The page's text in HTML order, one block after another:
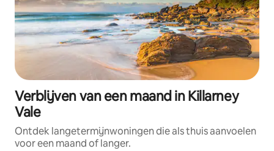
Verblijven van een maand in Killarney
Vale
Ontdek langetermijnwoningen die als thuis aanvoelen
voor een maand of langer.